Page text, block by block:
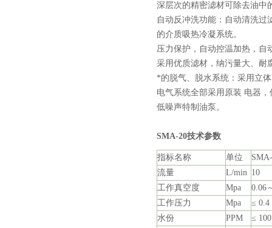
深层次的精密滤材可除去油中
自动反冲洗功能：自动清洗过
的介质吸热冷凝系统。
压力保护，自动控温加热，自
采用优质滤材，纳污量大、耐
*的脱气、脱水系统：采用立
电气系统全部采用原装 电器
低噪声特制油泵。
SMA-20技术参数
指标名称 单位
流量
L/min 10
工作真空度
Mpa
0.06
工作压力
Mpa
≤ 0.4
水份
PPM
≤ 100